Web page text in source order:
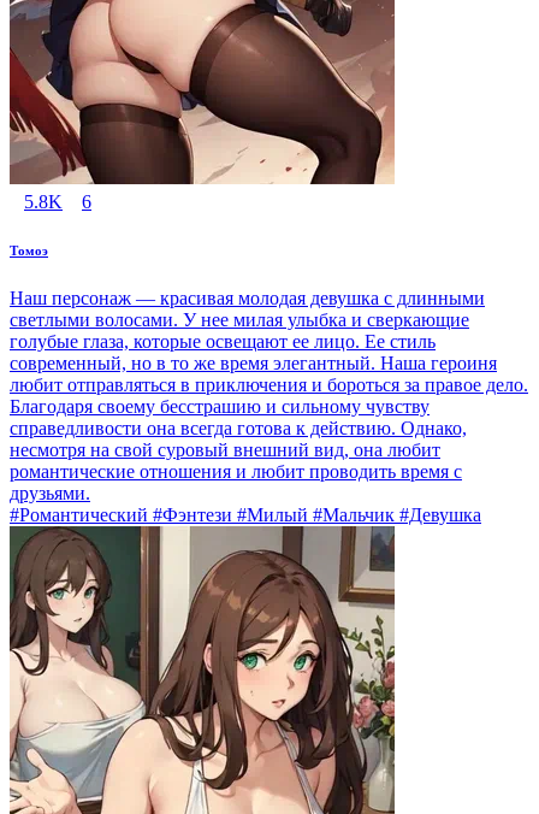
5.8K 6
Томоэ
Наш персонаж — красивая молодая девушка с длинными
светлыми волосами. У нее милая улыбка и сверкающие
голубые глаза, которые освещают ее лицо. Ее стиль
современный, но в то же время элегантный. Наша героиня
любит отправляться в приключения и бороться за правое дело.
Благодаря своему бесстрашию и сильному чувству
справедливости она всегда готова к действию. Однако,
несмотря на свой суровый внешний вид, она любит
романтические отношения и любит проводить время с
друзьями.
#Романтический #Фэнтези #Милый #Мальчик #Девушка